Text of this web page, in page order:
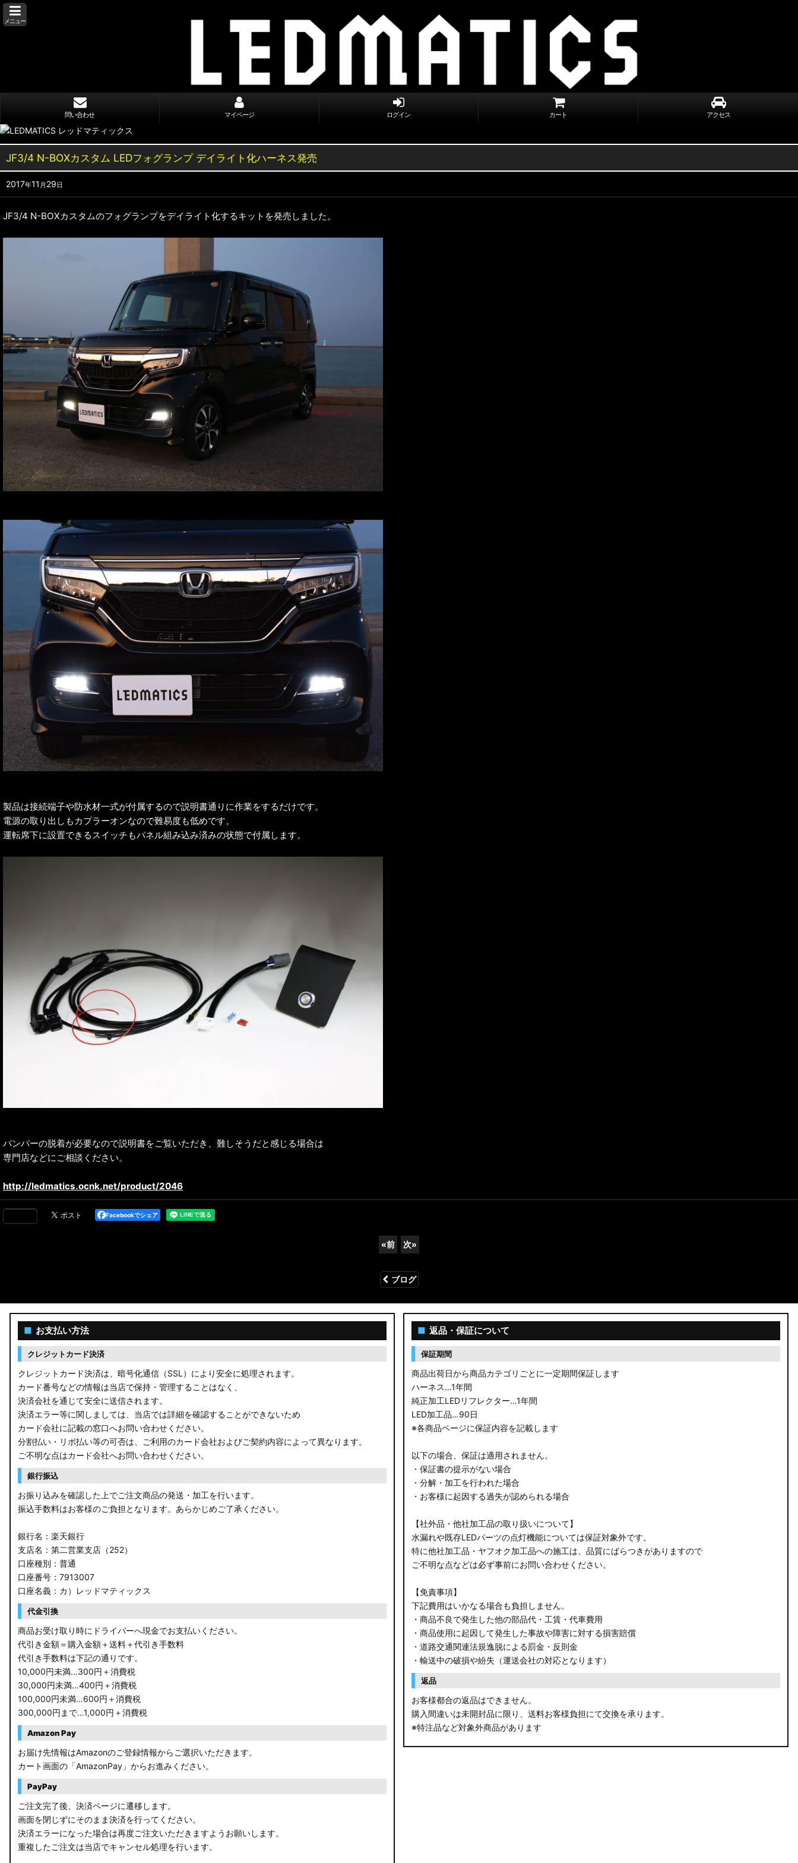
メニュー
問い合わせ マイページ ログイン カート アクセス
JF3/4 N-BOXカスタム LEDフォグランプ デイライト化ハーネス発売
2017年11 月 29 日
JF3/4 N-BOXカスタムのフォグランプをデイライト化するキットを発売しました。
製品は接続端子や防水材一式が付属するので説明書通りに作業をするだけです。
電源の取り出しもカプラーオンなので難易度も低めです。
運転席下に設置できるスイッチもパネル組み込み済みの状態で付属します。
バンパーの脱着が必要なので説明書をご覧いただき、難しそうだと感じる場合は
専門店などにご相談ください。
http://ledmatics.ocnk.net/product/2046
Facebookでシェア
«前 次»
ブログ
■ お支払い方法
クレジットカード決済
クレジットカード決済は、暗号化通信（SSL）により安全に処理されます。
カード番号などの情報は当店で保持・管理することはなく、
決済会社を通じて安全に送信されます。
決済エラー等に関しましては、当店では詳細を確認することができないため
カード会社に記載の窓口へお問い合わせください。
分割払い・リボ払い等の可否は、ご利用のカード会社およびご契約内容によって異なります。
ご不明な点はカード会社へお問い合わせください。
銀行振込
お振り込みを確認した上でご注文商品の発送・加工を行います。
振込手数料はお客様のご負担となります。あらかじめご了承ください。
銀行名：楽天銀行
支店名：第二営業支店（252）
口座種別：普通
口座番号：7913007
口座名義：カ）レッドマティックス
代金引換
商品お受け取り時にドライバーへ現金でお支払いください。
代引き金額＝購入金額＋送料＋代引き手数料
代引き手数料は下記の通りです。
10,000円未満…300円＋消費税
30,000円未満…400円＋消費税
100,000円未満…600円＋消費税
300,000円まで…1,000円＋消費税
Amazon Pay
お届け先情報はAmazonのご登録情報からご選択いただきます。
カート画面の「AmazonPay」からお進みください。
PayPay
ご注文完了後、決済ページに遷移します。
画面を閉じずにそのまま決済を行ってください。
決済エラーになった場合は再度ご注文いただきますようお願いします。
重複したご注文は当店でキャンセル処理を行います。
■ 返品・保証について
保証期間
商品出荷日から商品カテゴリごとに一定期間保証します
ハーネス…1年間
純正加工LEDリフレクター…1年間
LED加工品…90日
※各商品ページに保証内容を記載します
以下の場合、保証は適用されません。
・保証書の提示がない場合
・分解・加工を行われた場合
・お客様に起因する過失が認められる場合
【社外品・他社加工品の取り扱いについて】
水漏れや既存LEDパーツの点灯機能については保証対象外です。
特に他社加工品・ヤフオク加工品への施工は、品質にばらつきがありますので
ご不明な点などは必ず事前にお問い合わせください。
【免責事項】
下記費用はいかなる場合も負担しません。
・商品不良で発生した他の部品代・工賃・代車費用
・商品使用に起因して発生した事故や障害に対する損害賠償
・道路交通関連法規逸脱による罰金・反則金
・輸送中の破損や紛失（運送会社の対応となります）
返品
お客様都合の返品はできません。
購入間違いは未開封品に限り、送料お客様負担にて交換を承ります。
※特注品など対象外商品があります